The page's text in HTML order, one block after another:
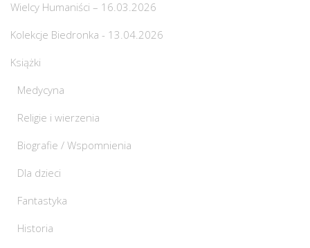
Wielcy Humaniści – 16.03.2026
Kolekcje Biedronka - 13.04.2026
Książki
Medycyna
Religie i wierzenia
Biografie / Wspomnienia
Dla dzieci
Fantastyka
Historia